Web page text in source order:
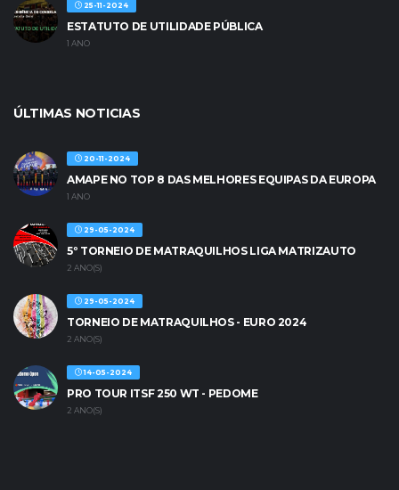
25-11-2024
ESTATUTO DE UTILIDADE PÚBLICA
1 ANO
ÚLTIMAS NOTICIAS
20-11-2024
AMAPE NO TOP 8 DAS MELHORES EQUIPAS DA EUROPA
1 ANO
29-05-2024
5º TORNEIO DE MATRAQUILHOS LIGA MATRIZAUTO
2 ANO(S)
29-05-2024
TORNEIO DE MATRAQUILHOS - EURO 2024
2 ANO(S)
14-05-2024
PRO TOUR ITSF 250 WT - PEDOME
2 ANO(S)